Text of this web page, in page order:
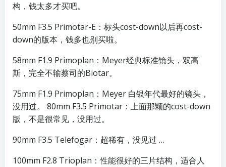
构，钱太多才买吧。
50mm F3.5 Primotar-E：标头cost-down以后再cost-
down的版本，钱多也别买啦。
58mm F1.9 Primoplan：Meyer经典标准镜头，双高
斯，完全不输蔡司的Biotar。
75mm F1.9 Primoplan：Meyer 白银年代最好的镜头，
没用过。 80mm F3.5 Primotar：上面那颗的cost-down
版，不是很常见，没用过。
90mm F3.5 Telefogar：超稀有，没见过 …
100mm F2.8 Trioplan：性能很好的三片结构，适合人